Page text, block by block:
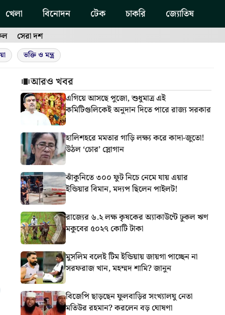
খেলা বিনোদন টেক চাকরি জ্যোতিষ
সেরা দশ
ভক্তি ও মন্ত্র
আরও খবর
এগিয়ে আসছে পুজো, শুধুমাত্র এই
কমিটিগুলিকেই অনুদান দিতে পারে রাজ্য সরকার
হালিশহরে মমতার গাড়ি লক্ষ্য করে কাদা-জুতো!
উঠল ‘চোর’ স্লোগান
ঝাঁকুনিতে ৩০০ ফুট নিচে নেমে যায় এয়ার
ইন্ডিয়ার বিমান, মদ্যপ ছিলেন পাইলট!
রাজ্যের ৬.২ লক্ষ কৃষকের অ্যাকাউন্টে ঢুকল ঋণ
মকুবের ৫০২৭ কোটি টাকা
মুসলিম বলেই টিম ইন্ডিয়ায় জায়গা পাচ্ছেন না
সরফরাজ খান, মহম্মদ শামি? জানুন
বিজেপি ছাড়ছেন ফুলবাড়ির সংখ্যালঘু নেতা
মতিউর রহমান? করলেন বড় ঘোষণা